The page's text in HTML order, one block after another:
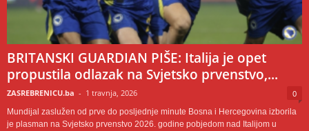
BRITANSKI GUARDIAN PIŠE: Italija je opet
propustila odlazak na Svjetsko prvenstvo,...
ZASREBRENICU.ba - 1 travnja, 2026 0
Mundijal zaslužen od prve do posljednje minute Bosna i Hercegovina izborila
je plasman na Svjetsko prvenstvo 2026. godine pobjedom nad Italijom u